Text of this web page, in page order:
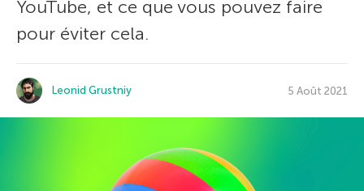
YouTube, et ce que vous pouvez faire
pour éviter cela.
Leonid Grustniy 5 Août 2021